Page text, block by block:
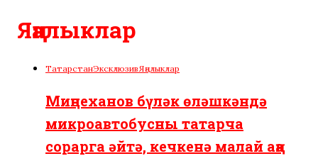
Яңалыклар
ТатарстанЭксклюзивЯңалыклар
Миңнеханов бүләк өләшкәндә
микроавтобусны татарча
сорарга әйтә, кечкенә малай аңа